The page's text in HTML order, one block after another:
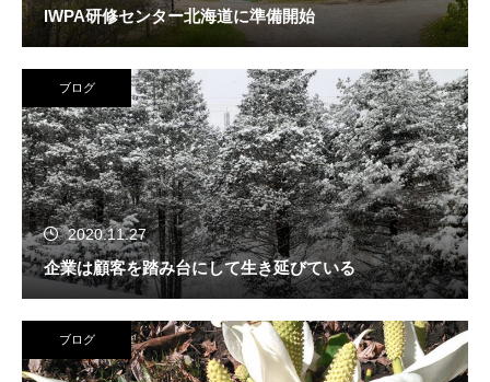
IWPA研修センター北海道に準備開始
ブログ
2020.11.27
企業は顧客を踏み台にして生き延びている
ブログ